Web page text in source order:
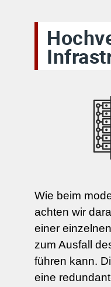
Wie beim
achten wir
einer
zum Ausfall
führen kann.
eine